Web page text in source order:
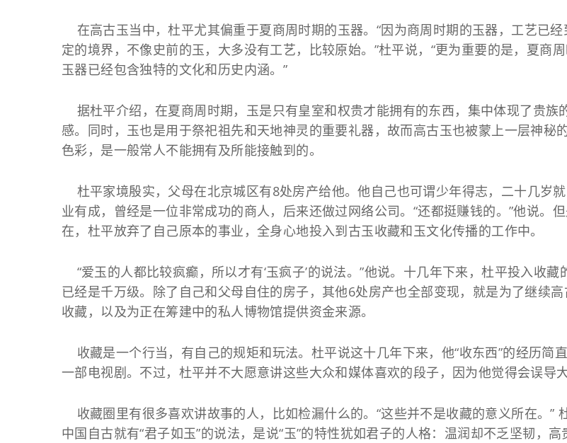
在高古玉当中，杜平尤其偏重于夏商周时期的玉器。“因为商周时期的玉器，工艺已经
定的境界，不像史前的玉，大多没有工艺，比较原始。”杜平说，“更为重要的是，夏商
玉器已经包含独特的文化和历史内涵。”
据杜平介绍，在夏商周时期，玉是只有皇室和权贵才能拥有的东西，集中体现了贵族
感。同时，玉也是用于祭祀祖先和天地神灵的重要礼器，故而高古玉也被蒙上一层神秘
色彩，是一般常人不能拥有及所能接触到的。
杜平家境殷实，父母在北京城区有8处房产给他。他自己也可谓少年得志，二十几岁
业有成，曾经是一位非常成功的商人，后来还做过网络公司。“还都挺赚钱的。”他说。
在，杜平放弃了自己原本的事业，全身心地投入到古玉收藏和玉文化传播的工作中。
“爱玉的人都比较疯癫，所以才有‘玉疯子’的说法。”他说。十几年下来，杜平投入收藏
已经是千万级。除了自己和父母自住的房子，其他6处房产也全部变现，就是为了继续高
收藏，以及为正在筹建中的私人博物馆提供资金来源。
收藏是一个行当，有自己的规矩和玩法。杜平说这十几年下来，他“收东西”的经历简
一部电视剧。不过，杜平并不大愿意讲这些大众和媒体喜欢的段子，因为他觉得会误导大
收藏圈里有很多喜欢讲故事的人，比如检漏什么的。“这些并不是收藏的意义所在。”
中国自古就有“君子如玉”的说法，是说“玉”的特性犹如君子的人格：温润却不乏坚韧，高